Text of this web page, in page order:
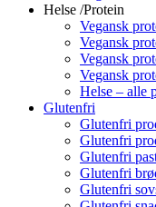
Helse /Protein
Vegansk
Vegansk
Vegansk
Vegansk
Helse – alle
Glutenfri
Glutenfri
Glutenfri
Glutenfri
Glutenfri
Glutenfri